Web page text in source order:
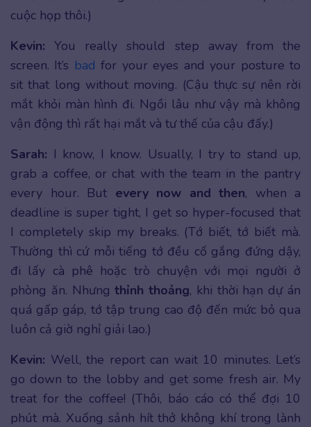
cuộc họp thôi.)
Kevin: You really should step away from the
screen. It’s bad for your eyes and your posture to
sit that long without moving. (Cậu thực sự nên rời
mắt khỏi màn hình đi. Ngồi lâu như vậy mà không
vận động thì rất hại mắt và tư thế của cậu đấy.)
Sarah: I know, I know. Usually, I try to stand up,
grab a coffee, or chat with the team in the pantry
every hour. But every now and then, when a
deadline is super tight, I get so hyper-focused that
I completely skip my breaks. (Tớ biết, tớ biết mà.
Thường thì cứ mỗi tiếng tớ đều cố gắng đứng dậy,
đi lấy cà phê hoặc trò chuyện với mọi người ở
phòng ăn. Nhưngthỉnh thoảng, khi thời hạn dự án
quá gấp gáp, tớ tập trung cao độ đến mức bỏ qua
luôn cả giờ nghỉ giải lao.)
Kevin: Well, the report can wait 10 minutes. Let’s
go down to the lobby and get some fresh air. My
treat for the coffee! (Thôi, báo cáo có thể đợi 10
phút mà. Xuống sảnh hít thở không khí trong lành